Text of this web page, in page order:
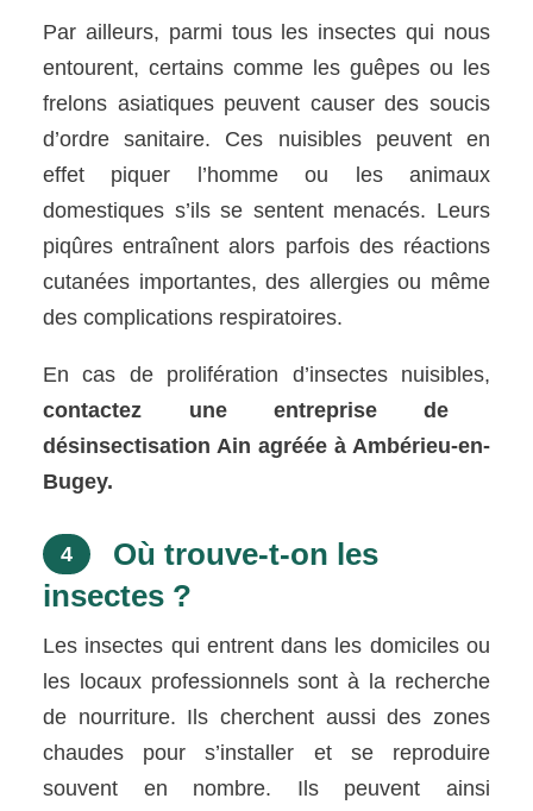
Par ailleurs, parmi tous les insectes qui nous
entourent, certains comme les guêpes ou les
frelons asiatiques peuvent causer des soucis
d’ordre sanitaire. Ces nuisibles peuvent en
effet piquer l’homme ou les animaux
domestiques s’ils se sentent menacés. Leurs
piqûres entraînent alors parfois des réactions
cutanées importantes, des allergies ou même
des complications respiratoires.
En cas de prolifération d’insectes nuisibles,
contactez une entreprise de
désinsectisation Ain agréée à Ambérieu-en-
Bugey.
4
Où trouve-t-on les
insectes ?
Les insectes qui entrent dans les domiciles ou
les locaux professionnels sont à la recherche
de nourriture. Ils cherchent aussi des zones
chaudes pour s’installer et se reproduire
souvent en nombre. Ils peuvent ainsi